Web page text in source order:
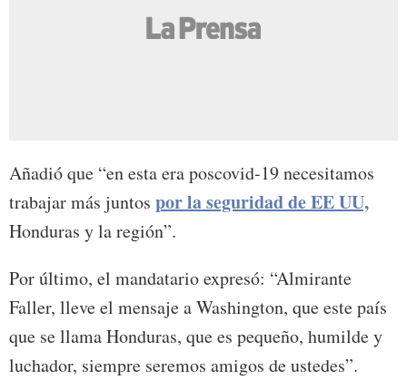
Añadió que “en esta era poscovid-19 necesitamos
trabajar más juntos por la seguridad de EE UU,
Honduras y la región”.
Por último, el mandatario expresó: “Almirante
Faller, lleve el mensaje a Washington, que este país
que se llama Honduras, que es pequeño, humilde y
luchador, siempre seremos amigos de ustedes”.